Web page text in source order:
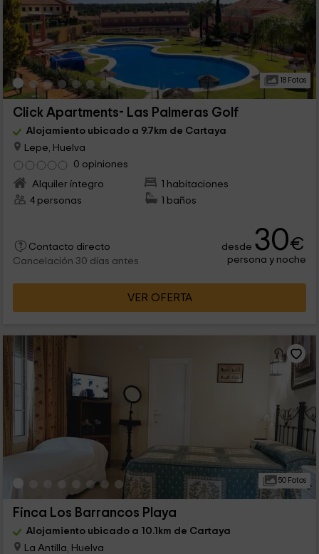
18 Fotos
Click Apartments- Las Palmeras Golf
Alojamiento ubicado a 9.7km de Cartaya
Lepe, Huelva
0 opiniones
Alquiler íntegro
1 habitaciones
4 personas
1 baños
Contacto directo
Cancelación 30 días antes
desde 30€
persona y noche
VER OFERTA
50 Fotos
Finca Los Barrancos Playa
Alojamiento ubicado a 10.1km de Cartaya
La Antilla, Huelva